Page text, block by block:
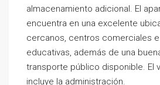
almacenamiento adicional. El
encuentra en una excelente
cercanos, centros comerciales
educativas, además de una
transporte público disponible. El
incluye la administración.